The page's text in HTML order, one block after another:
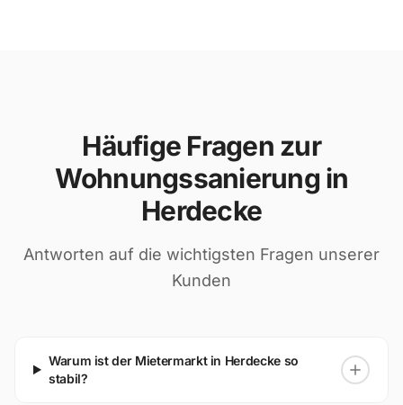
Häufige Fragen zur
Wohnungssanierung in
Herdecke
Antworten auf die wichtigsten Fragen unserer
Kunden
Warum ist der Mietermarkt in Herdecke so
stabil?